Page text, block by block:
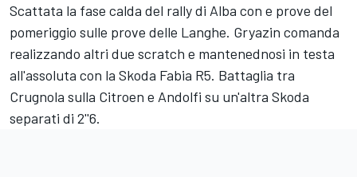
Scattata la fase calda del rally di Alba con e prove del
pomeriggio sulle prove delle Langhe. Gryazin comanda
realizzando altri due scratch e mantenednosi in testa
all'assoluta con la Skoda Fabia R5. Battaglia tra
Crugnola sulla Citroen e Andolfi su un'altra Skoda
separati di 2''6.